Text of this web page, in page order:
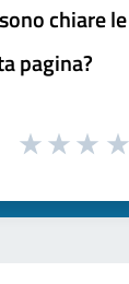
chiare
pagina?